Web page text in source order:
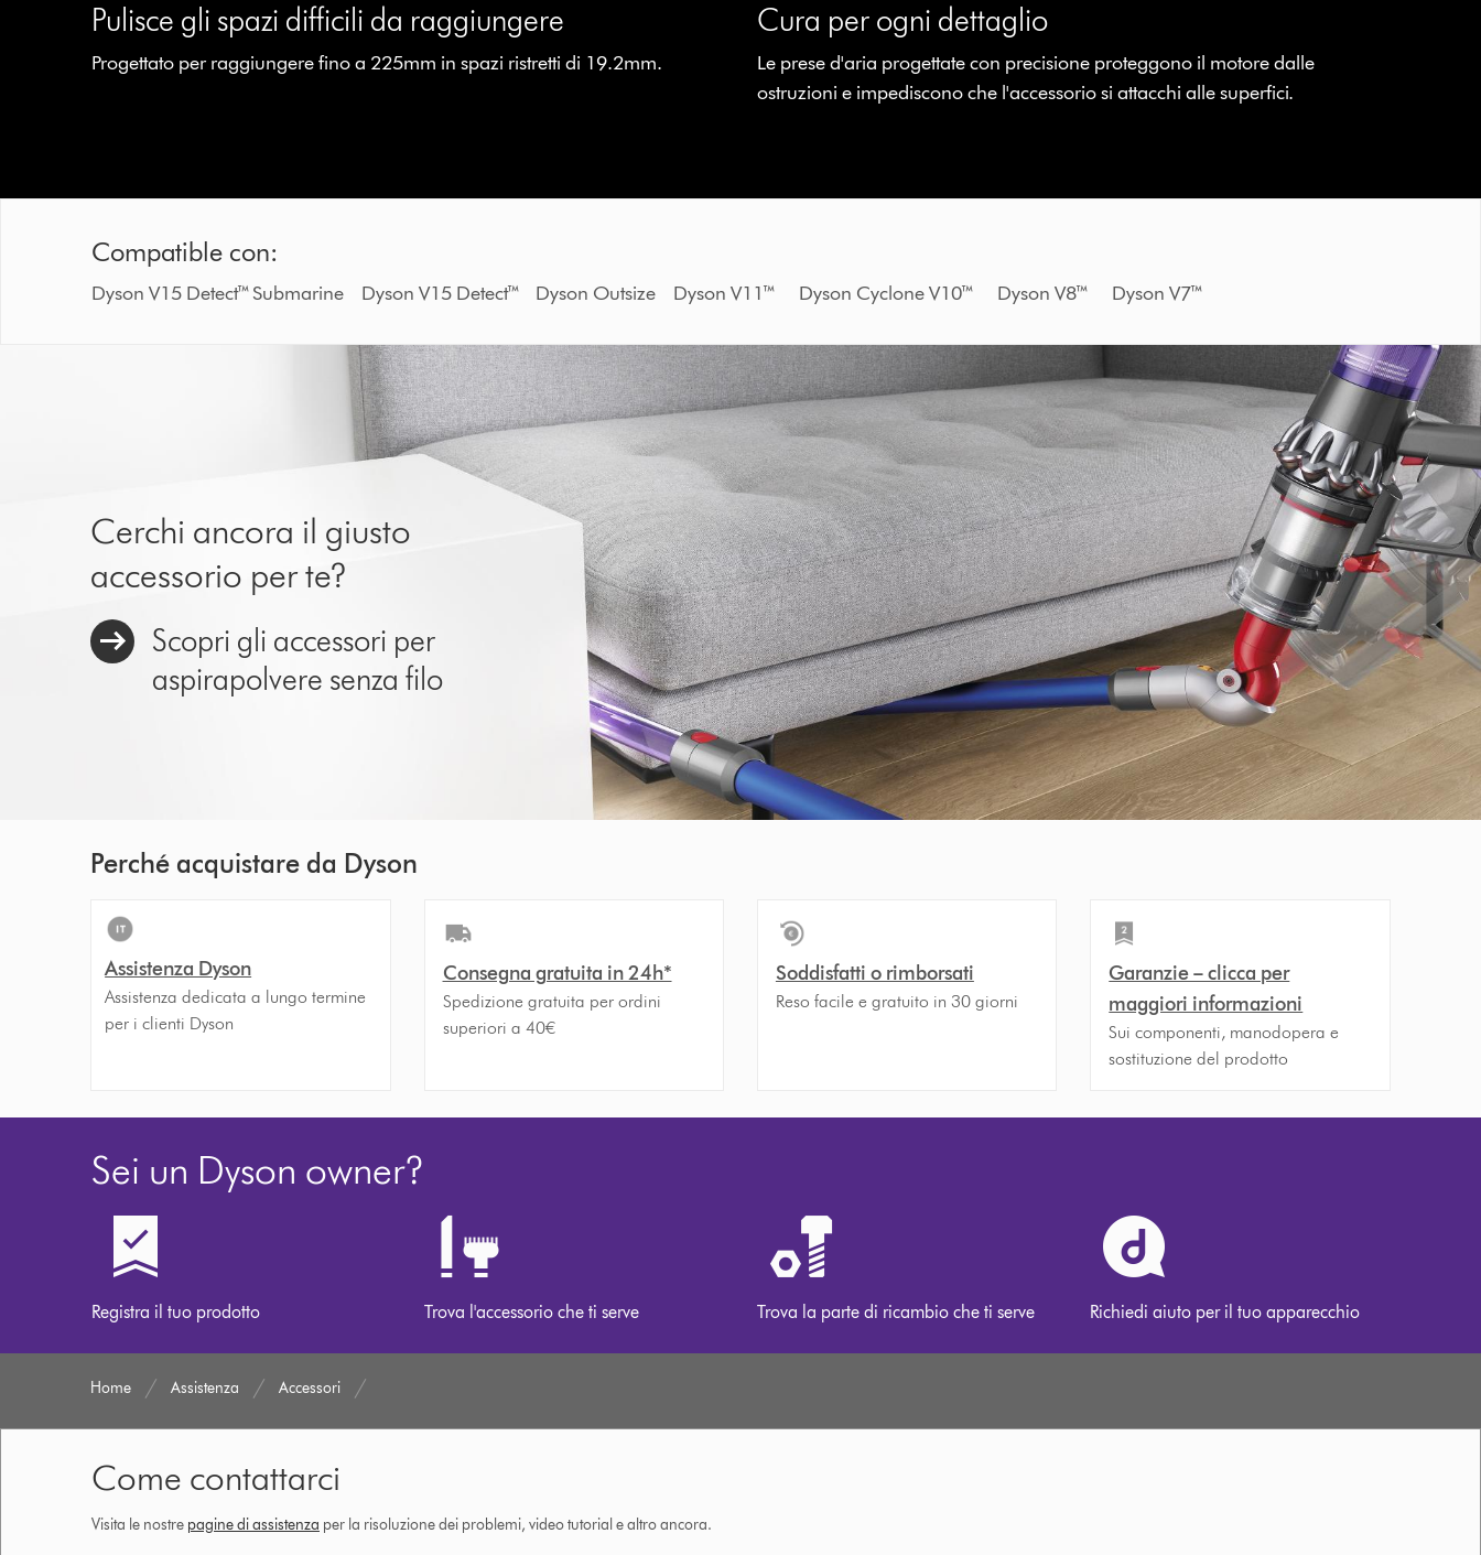
Pulisce gli spazi difficili da raggiungere
Progettato per raggiungere fino a 225mm in spazi ristretti di 19.2mm.
Cura per ogni dettaglio
Le prese d'aria progettate con precisione proteggono il motore dalle
ostruzioni e impediscono che l'accessorio si attacchi alle superfici.
Compatible con:
Dyson V15 Detect™ Submarine Dyson V15 Detect™ Dyson Outsize Dyson V11™ Dyson Cyclone V10™ Dyson V8™ Dyson V7™
Cerchi ancora il giusto
accessorio per te?
Scopri gli accessori per
aspirapolvere senza filo
Perché acquistare da Dyson
Assistenza Dyson
Assistenza dedicata a lungo termine
per i clienti Dyson
Consegna gratuita in 24h*
Spedizione gratuita per ordini
superiori a 40€
Soddisfatti o rimborsati
Reso facile e gratuito in 30 giorni
Garanzie – clicca per
maggiori informazioni
Sui componenti, manodopera e
sostituzione del prodotto
Sei un Dyson owner?
Registra il tuo prodotto Trova l'accessorio che ti serve Trova la parte di ricambio che ti serve Richiedi aiuto per il tuo apparecchio
Home Assistenza Accessori
Come contattarci
Visita le nostre pagine di assistenza per la risoluzione dei problemi, video tutorial e altro ancora.